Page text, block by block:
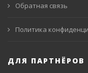
Обратная связь
Политика
ДЛЯ ПАРТНЁРОВ